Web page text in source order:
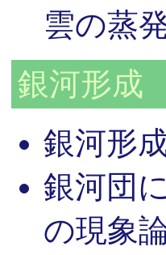
雲の蒸
銀河形成
銀河形
銀河団
の現象